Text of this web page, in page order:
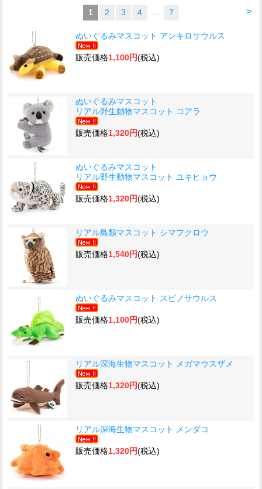
>
1 2 3 4 7
ぬいぐるみマスコット アンキロサウルス
販売価格1,100円(税込)
ぬいぐるみマスコット
リアル野生動物マスコット コアラ
販売価格1,320円(税込)
ぬいぐるみマスコット
リアル野生動物マスコット ユキヒョウ
販売価格1,320円(税込)
リアル鳥類マスコット シマフクロウ
販売価格1,540円(税込)
ぬいぐるみマスコット スピノサウルス
販売価格1,100円(税込)
リアル深海生物マスコット メガマウスザメ
販売価格1,320円(税込)
リアル深海生物マスコット メンダコ
販売価格1,320円(税込)